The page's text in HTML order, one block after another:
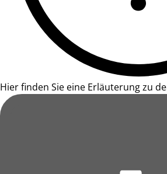
Hier finden Sie eine Erläuterung zu